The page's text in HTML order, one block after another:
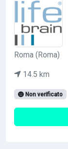
Roma (Roma)
14.5 km
Non verificato